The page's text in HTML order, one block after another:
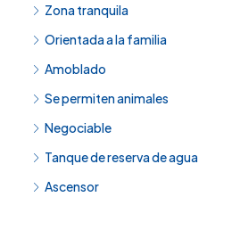
Zona tranquila
Orientada a la familia
Amoblado
Se permiten animales
Negociable
Tanque de reserva de agua
Ascensor